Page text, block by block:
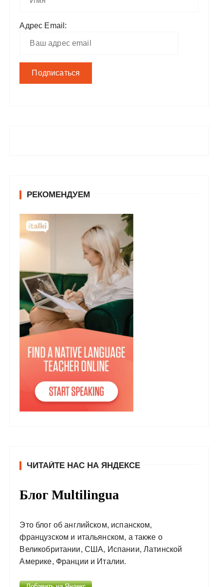
Адрес Email:
РЕКОМЕНДУЕМ
ЧИТАЙТЕ НАС НА ЯНДЕКСЕ
Блог Multilingua
Это блог об английском, испанском,
французском и итальянском, а также о
Великобритании, США, Испании, Латинской
Америке, Франции и Италии.